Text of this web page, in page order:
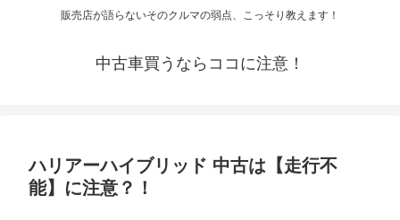
販売店が語らないそのクルマの弱点、こっそり教えます！
中古車買うならココに注意！
ハリアーハイブリッド 中古は【走行不
能】に注意？！